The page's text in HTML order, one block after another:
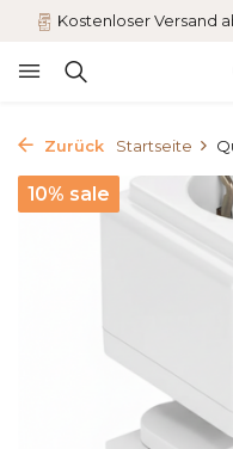
Kostenloser Versand
Zurück Startseite
10% sale